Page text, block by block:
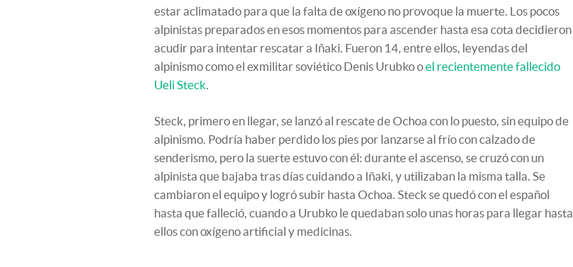
estar aclimatado para que la falta de oxígeno no provoque la muerte. Los pocos
alpinistas preparados en esos momentos para ascender hasta esa cota decidieron
acudir para intentar rescatar a Iñaki. Fueron 14, entre ellos, leyendas del
alpinismo como el exmilitar soviético Denis Urubko oel recientemente fallecido
Ueli Steck.
Steck, primero en llegar, se lanzó al rescate de Ochoa con lo puesto, sin equipo de
alpinismo. Podría haber perdido los pies por lanzarse al frío con calzado de
senderismo, pero la suerte estuvo con él: durante el ascenso, se cruzó con un
alpinista que bajaba tras días cuidando a Iñaki, y utilizaban la misma talla. Se
cambiaron el equipo y logró subir hasta Ochoa. Steck se quedó con el español
hasta que falleció, cuando a Urubko le quedaban solo unas horas para llegar hasta
ellos con oxígeno artificial y medicinas.